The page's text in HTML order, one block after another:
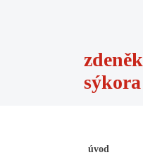
zdeněk
sýkora
úvod